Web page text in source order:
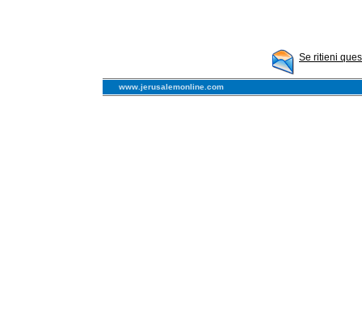
Se ritieni
www.jerusalemonline.com